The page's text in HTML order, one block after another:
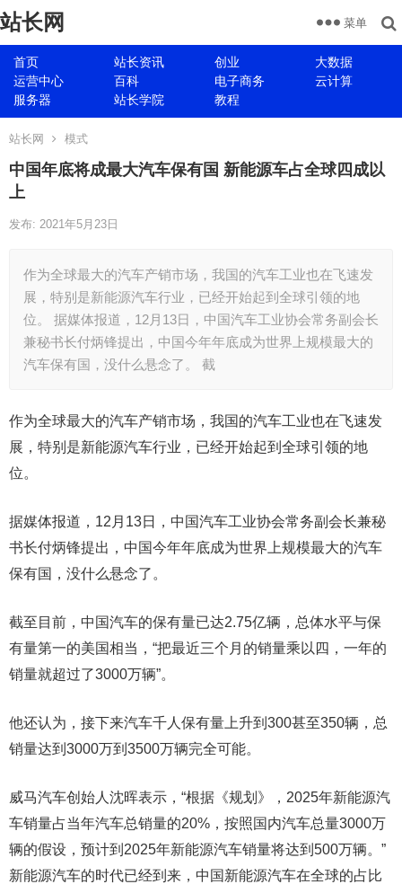
站长网
首页 站长资讯 创业
大数据
运营中心
百科 电子商务
云计算
服务器
站长学院 教程
菜单
站长网 模式
中国年底将成最大汽车保有国 新能源车占全球四成以
上
发布: 2021年5月23日
作为全球最大的汽车产销市场，我国的汽车工业也在飞速发
展，特别是新能源汽车行业，已经开始起到全球引领的地
位。 据媒体报道，12月13日，中国汽车工业协会常务副会长
兼秘书长付炳锋提出，中国今年年底成为世界上规模最大的
汽车保有国，没什么悬念了。 截
作为全球最大的汽车产销市场，我国的汽车工业也在飞速发
展，特别是新能源汽车行业，已经开始起到全球引领的地
位。
据媒体报道，12月13日，中国汽车工业协会常务副会长兼秘
书长付炳锋提出，中国今年年底成为世界上规模最大的汽车
保有国，没什么悬念了。
截至目前，中国汽车的保有量已达2.75亿辆，总体水平与保
有量第一的美国相当，“把最近三个月的销量乘以四，一年的
销量就超过了3000万辆”。
他还认为，接下来汽车千人保有量上升到300甚至350辆，总
销量达到3000万到3500万辆完全可能。
威马汽车创始人沈晖表示，“根据《规划》，2025年新能源汽
车销量占当年汽车总销量的20%，按照国内汽车总量3000万
辆的假设，预计到2025年新能源汽车销量将达到500万辆。”
新能源汽车的时代已经到来，中国新能源汽车在全球的占比